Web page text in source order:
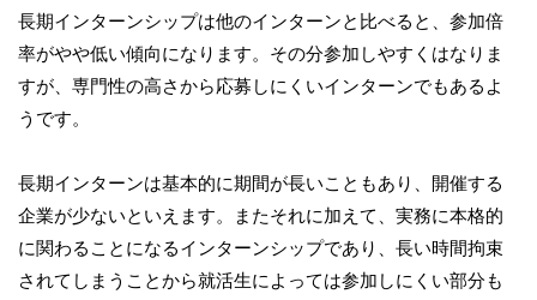
長期インターンシップは他のインターンと比べると、参加倍
率がやや低い傾向になります。その分参加しやすくはなりま
すが、専門性の高さから応募しにくいインターンでもあるよ
うです。
長期インターンは基本的に期間が長いこともあり、開催する
企業が少ないといえます。またそれに加えて、実務に本格的
に関わることになるインターンシップであり、長い時間拘束
されてしまうことから就活生によっては参加しにくい部分も